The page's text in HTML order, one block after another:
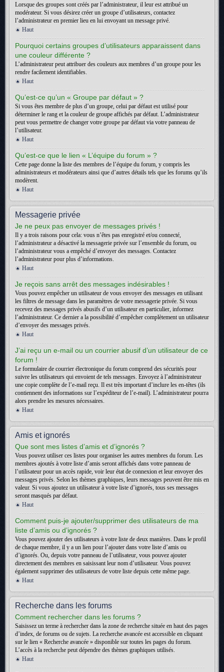
Lorsque des groupes sont créés par l’administrateur, il leur est attribué un
modérateur. Si vous désirez créer un groupe d’utilisateurs, contactez
l’administrateur en premier lieu en lui envoyant un message privé.
Haut
Pourquoi certains groupes d’utilisateurs apparaissent dans
une couleur différente ?
L’administrateur peut attribuer des couleurs aux membres d’un groupe pour les
rendre facilement identifiables.
Haut
Qu’est-ce qu’un « Groupe par défaut » ?
Si vous êtes membre de plus d’un groupe, celui par défaut est utilisé pour
déterminer le rang et la couleur de groupe affichés par défaut. L’administrateur
peut vous permettre de changer votre groupe par défaut via votre panneau de
l’utilisateur.
Haut
Qu’est-ce que le lien « L’équipe du forum » ?
Cette page donne la liste des membres de l’équipe du forum, y compris les
administrateurs et modérateurs ainsi que d’autres détails tels que les forums qu’ils
modèrent.
Haut
Messagerie privée
Je ne peux pas envoyer de messages privés !
Il y a trois raisons pour cela: vous n’êtes pas enregistré et/ou connecté,
l’administrateur a désactivé la messagerie privée sur l’ensemble du forum, ou
l’administrateur vous a empêché d’envoyer des messages. Contactez
l’administrateur pour plus d’informations.
Haut
Je reçois sans arrêt des messages indésirables !
Vous pouvez empêcher un utilisateur de vous envoyer des messages en utilisant
les filtres de message dans les paramètres de votre messagerie privée. Si vous
recevez des messages privés abusifs d’un utilisateur en particulier, informez
l’administrateur. Ce dernier a la possibilité d’empêcher complètement un utilisateur
d’envoyer des messages privés.
Haut
J’ai reçu un e-mail ou un courrier abusif d’un utilisateur de ce
forum !
Le formulaire de courrier électronique du forum comprend des sécurités pour
suivre les utilisateurs qui envoient de tels messages. Envoyez à l’administrateur
une copie complète de l’e-mail reçu. Il est très important d’inclure les en-têtes (ils
contiennent des informations sur l’expéditeur de l’e-mail). L’administrateur pourra
alors prendre les mesures nécessaires.
Haut
Amis et ignorés
Que sont mes listes d’amis et d’ignorés ?
Vous pouvez utiliser ces listes pour organiser les autres membres du forum. Les
membres ajoutés à votre liste d’amis seront affichés dans votre panneau de
l’utilisateur pour un accès rapide, voir leur état de connexion et leur envoyer des
messages privés. Selon les thèmes graphiques, leurs messages peuvent être mis en
valeur. Si vous ajoutez un utilisateur à votre liste d’ignorés, tous ses messages
seront masqués par défaut.
Haut
Comment puis-je ajouter/supprimer des utilisateurs de ma
liste d’amis ou d’ignorés ?
Vous pouvez ajouter des utilisateurs à votre liste de deux manières. Dans le profil
de chaque membre, il y a un lien pour l’ajouter dans votre liste d’amis ou
d’ignorés. Ou, depuis votre panneau de l’utilisateur, vous pouvez ajouter
directement des membres en saisissant leur nom d’utilisateur. Vous pouvez
également supprimer des utilisateurs de votre liste depuis cette même page.
Haut
Recherche dans les forums
Comment rechercher dans les forums ?
Saisissez un terme à rechercher dans la zone de recherche située en haut des pages
d’index, de forums ou de sujets. La recherche avancée est accessible en cliquant
sur le lien « Recherche avancée » disponible sur toutes les pages du forum.
L’accès à la recherche peut dépendre des thèmes graphiques utilisés.
Haut